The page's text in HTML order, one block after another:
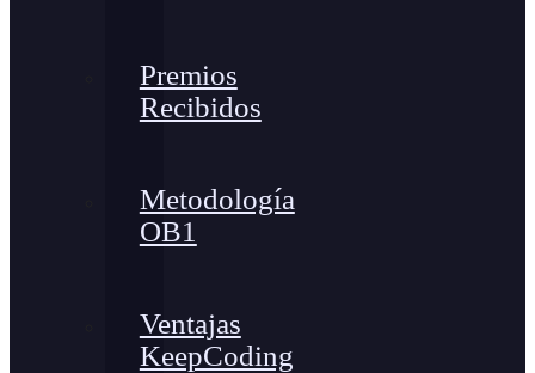
Premios
Recibidos
Metodología
OB1
Ventajas
KeepCoding